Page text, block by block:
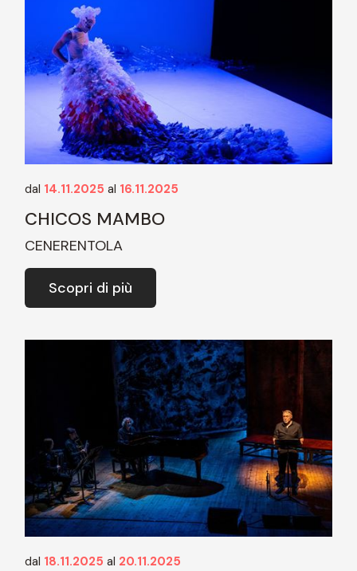
dal 14.11.2025 al 16.11.2025
CHICOS MAMBO
CENERENTOLA
Scopri di più
dal 18.11.2025 al 20.11.2025